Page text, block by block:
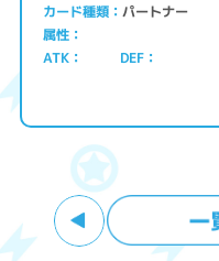
カード種類 パートナー
属性
ATK
DEF